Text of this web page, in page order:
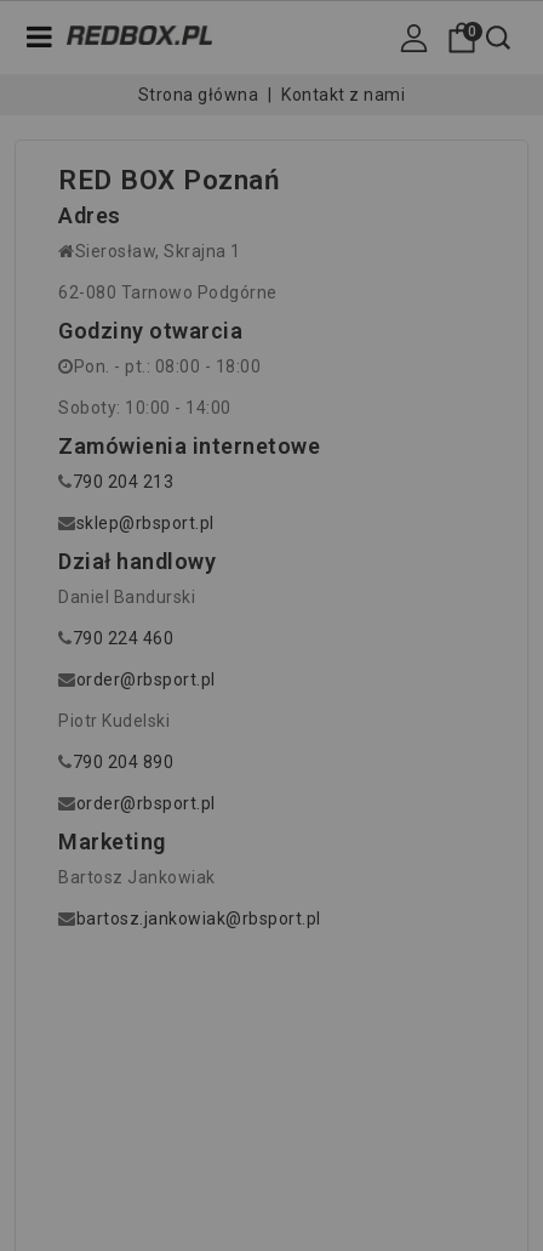
0
Strona główna Kontakt z nami
RED BOX Poznań
Adres
Sierosław, Skrajna 1
62-080 Tarnowo Podgórne
Godziny otwarcia
Pon. - pt.: 08:00 - 18:00
Soboty: 10:00 - 14:00
Zamówienia internetowe
790 204 213
sklep@rbsport.pl
Dział handlowy
Daniel Bandurski
790 224 460
order@rbsport.pl
Piotr Kudelski
790 204 890
order@rbsport.pl
Marketing
Bartosz Jankowiak
bartosz.jankowiak@rbsport.pl